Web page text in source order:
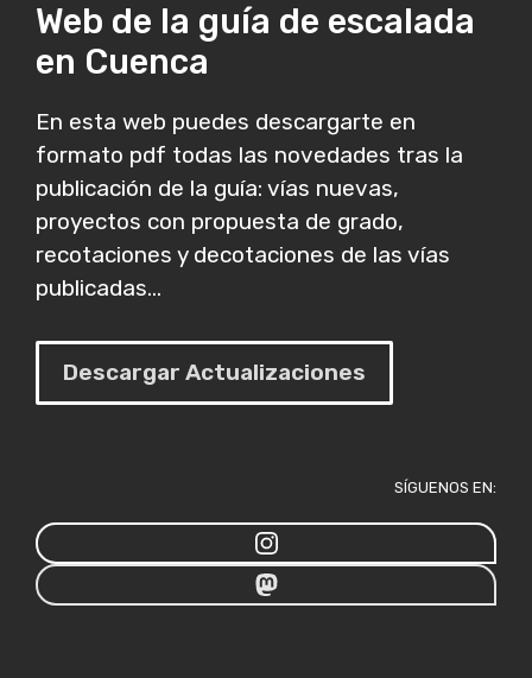
Web de la guía de escalada
en Cuenca
En esta web puedes descargarte en
formato pdf todas las novedades tras la
publicación de la guía: vías nuevas,
proyectos con propuesta de grado,
recotaciones y decotaciones de las vías
publicadas...
Descargar Actualizaciones
SÍGUENOS EN: